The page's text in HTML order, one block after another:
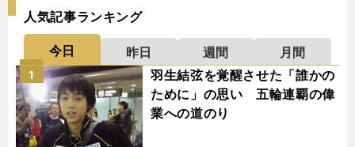
人気記事ランキング
今日 昨日 週間
月間
羽生結弦を覚醒させた「誰かの
ために」の思い 五輪連覇の偉
業への道のり
1